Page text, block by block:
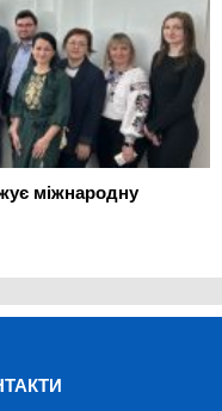
міжнародну